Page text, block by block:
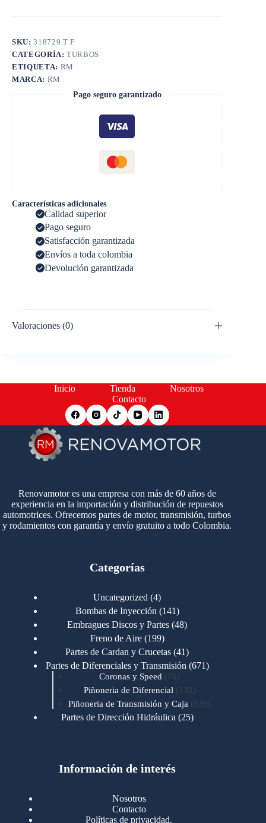
SKU:318729 T F
CATEGORÍA:TURBOS
ETIQUETA: RM
MARCA: RM
Pago seguro garantizado
Características adicionales
Calidad superior
Pago seguro
Satisfacción garantizada
Envíos a toda colombia
Devolución garantizada
Valoraciones (0)
Inicio Tienda
Nosotros
Contacto
Renovamotor es una empresa con más de 60 años de
experiencia en la importación y distribución de repuestos
automotrices. Ofrecemos partes de motor, transmisión, turbos
y rodamientos con garantía y envío gratuito a todo Colombia.
Categorías
Uncategorized 44
productos
Bombas de Inyección 141141
productos
Embragues Discos y Partes 4848
Freno de Aire 199199
productos
Partes de Cardan y Crucetas 4141
productos
Partes de Diferenciales y Transmisión 671671
Coronas y Speed 7676
productos
Piñoneria de Diferencial 132 132
productos
Piñoneria de Transmisión y Caja 539539
Partes de Dirección Hidráulica 2525
Motores Cummins 723
Cummins B/C 855
Cummins ISF
Información de interés
Nosotros
Contacto
Políticas de privacidad.